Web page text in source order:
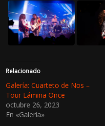
Relacionado
Galería: Cuarteto de Nos –
Tour Lámina Once
octubre 26, 2023
En «Galería»